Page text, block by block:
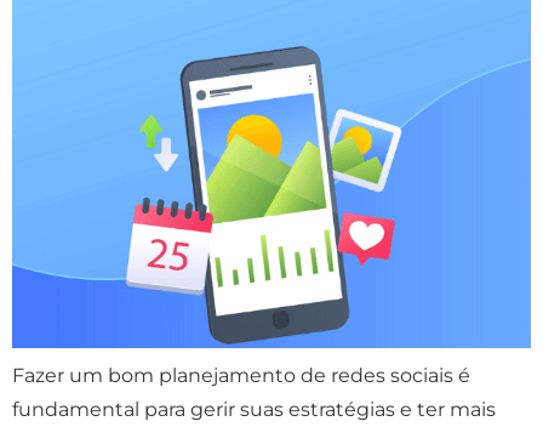
Fazer um bom planejamento de redes sociais é
fundamental para gerir suas estratégias e ter mais